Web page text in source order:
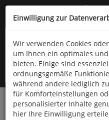
Kompletten Head der
oder
Startseite Schönes &
Mineralien
Einwilligung zur
Wir verwenden Cookies
um Ihnen ein optimales
bieten. Einige sind
ordnungsgemäße
während andere lediglich
für Komforteinstellungen
personalisierter Inhalte
hier Ihre Einwilligung